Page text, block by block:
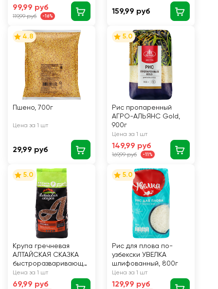
99,99 руб
119,99 руб -16%
159,99 руб
4.8
Пшено, 700г
Цена за 1 шт
29,99 руб
5.0
Рис пропаренный
АГРО-АЛЬЯНС Gold,
900г
Цена за 1 шт
149,99 руб
169,99 руб -11%
5.0
Крупа гречневая
АЛТАЙСКАЯ СКАЗКА
быстроразваривающа
яся Экстра, ядрица,
800г
Цена за 1 шт
69,99 руб
5.0
Рис для плова по-
узбекски УВЕЛКА
шлифованный, 800г
Цена за 1 шт
129,99 руб